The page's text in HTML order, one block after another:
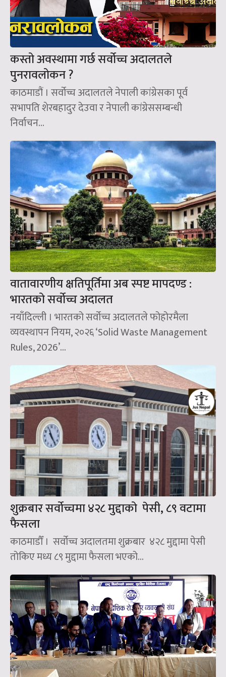
कस्तो अवस्थामा गर्छ सर्वोच्च अदालतले
पुनरावलोकन ?
काठमाडौं । सर्वोच्च अदालतले नेपाली कांग्रेसका पूर्व
सभापति शेरबहादुर देउवा र नेपाली कांग्रेससम्बन्धी
निर्वाचन...
वातावारणीय क्षतिपूर्तिमा अब स्पष्ट मापदण्ड :
भारतको सर्वोच्च अदालत
नयाँदिल्ली । भारतको सर्वोच्च अदालतले फोहोरमैला
व्यवस्थापन नियम, २०२६ ‘Solid Waste Management
Rules, 2026’...
शुक्रबार सर्वोच्चमा ४२८ मुद्दाको पेसी, ८९ वटामा
फैसला
काठमाडौँ । सर्वोच्च अदालतमा शुक्रबार ४२८ मुद्दामा पेसी
तोकिए मध्य ८९ मुद्दामा फैसला भएको...